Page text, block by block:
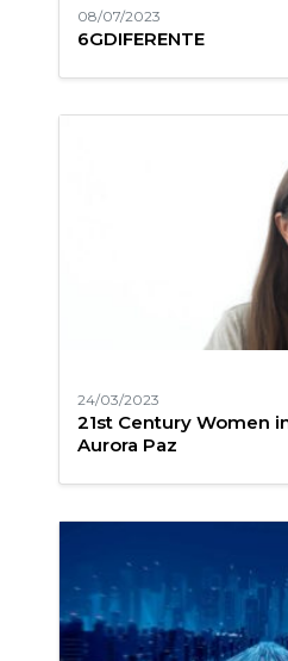
08/07/2023
6GDIFERENTE
24/03/2023
21st Century Women
Aurora Paz